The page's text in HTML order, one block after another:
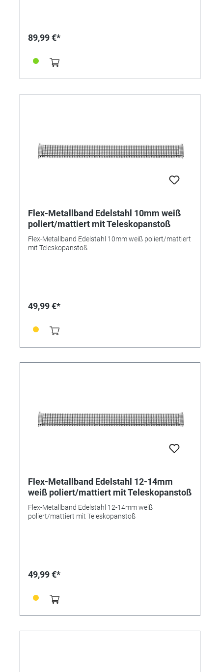
89,99 €*
Flex-Metallband Edelstahl 10mm weiß
poliert/mattiert mit Teleskopanstoß
Flex-Metallband Edelstahl 10mm weiß poliert/mattiert
mit Teleskopanstoß
49,99 €*
Flex-Metallband Edelstahl 12-14mm
weiß poliert/mattiert mit Teleskopanstoß
Flex-Metallband Edelstahl 12-14mm weiß
poliert/mattiert mit Teleskopanstoß
49,99 €*